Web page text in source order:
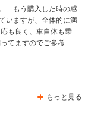
もう購入した時の感
いますが、全体的に満
も良く、車自体も乗
てますのでご参考に
ハイブリッド車にあり
もっと見る